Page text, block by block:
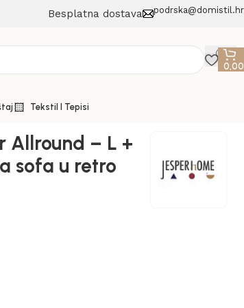
Besplatna dostava podrska@domistil.hr
Tekstil I Tepisi
Allround – L +
sofa u retro